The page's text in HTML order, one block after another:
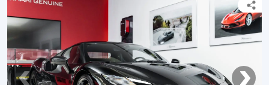
Autoutilitare
Alte tipuri vehicule